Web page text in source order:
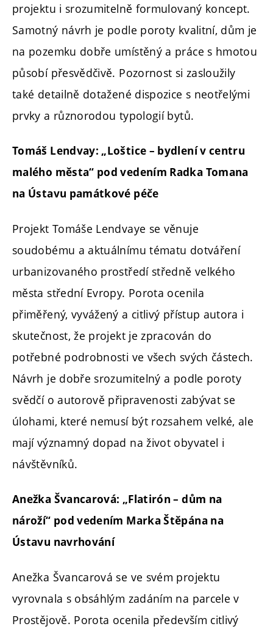
projektu i srozumitelně formulovaný koncept.
Samotný návrh je podle poroty kvalitní, dům je
na pozemku dobře umístěný a práce s hmotou
působí přesvědčivě. Pozornost si zasloužily
také detailně dotažené dispozice s neotřelými
prvky a různorodou typologií bytů.
Tomáš Lendvay: „Loštice – bydlení v centru
malého města“ pod vedením Radka Tomana
na Ústavu památkové péče
Projekt Tomáše Lendvaye se věnuje
soudobému a aktuálnímu tématu dotváření
urbanizovaného prostředí středně velkého
města střední Evropy. Porota ocenila
přiměřený, vyvážený a citlivý přístup autora i
skutečnost, že projekt je zpracován do
potřebné podrobnosti ve všech svých částech.
Návrh je dobře srozumitelný a podle poroty
svědčí o autorově připravenosti zabývat se
úlohami, které nemusí být rozsahem velké, ale
mají významný dopad na život obyvatel i
návštěvníků.
Anežka Švancarová: „Flatirón – dům na
nároží“ pod vedením Marka Štěpána na
Ústavu navrhování
Anežka Švancarová se ve svém projektu
vyrovnala s obsáhlým zadáním na parcele v
Prostějově. Porota ocenila především citlivý